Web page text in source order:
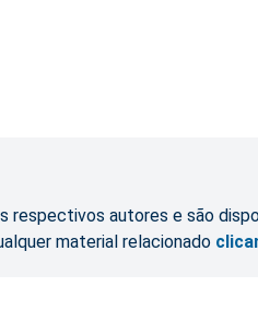
autores e são
material relacionado